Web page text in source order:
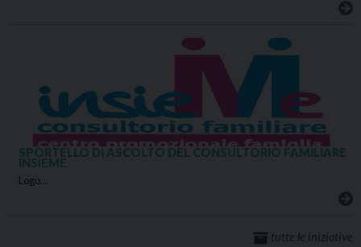
SPORTELLO DI ASCOLTO DEL CONSULTORIO FAMILIARE
INSIEME
Logo…
tutte le iniziative